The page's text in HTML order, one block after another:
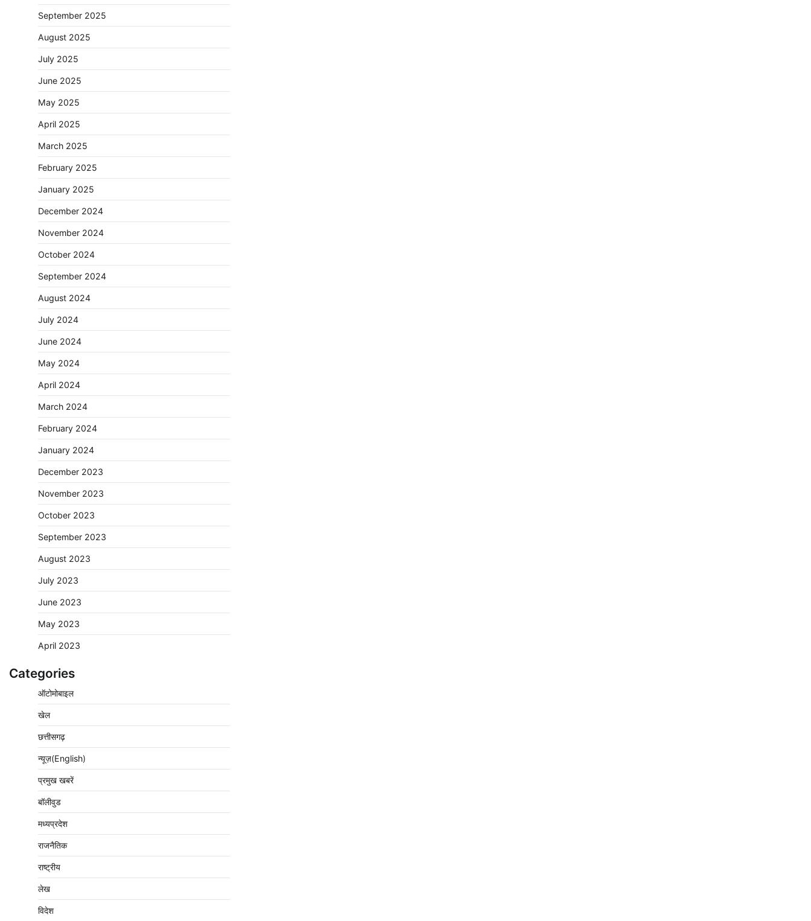
September 2025
August 2025
July 2025
June 2025
May 2025
April 2025
March 2025
February 2025
January 2025
December 2024
November 2024
October 2024
September 2024
August 2024
July 2024
June 2024
May 2024
April 2024
March 2024
February 2024
January 2024
December 2023
November 2023
October 2023
September 2023
August 2023
July 2023
June 2023
May 2023
April 2023
Categories
ऑटोमोबाइल
खेल
छत्तीसगढ़
न्यूज़(English)
प्रमुख खबरें
बॉलीवुड
मध्यप्रदेश
राजनैतिक
राष्ट्रीय
लेख
विदेश